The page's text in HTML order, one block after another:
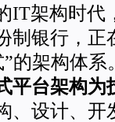
IT架构时代
制银行，正
的架构体系
平台架构为
、设计、开